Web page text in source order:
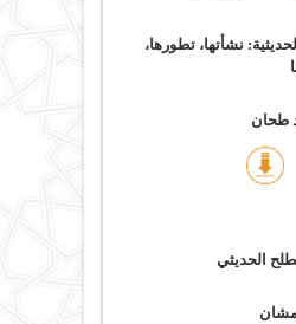
نشأتها، تطورها،
طحان
الحديثي
مشان